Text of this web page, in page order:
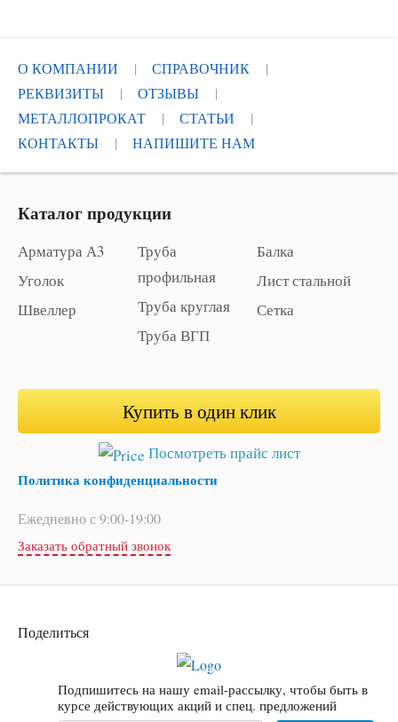
О КОМПАНИИ
СПРАВОЧНИК
РЕКВИЗИТЫ
ОТЗЫВЫ
МЕТАЛЛОПРОКАТ
СТАТЬИ
КОНТАКТЫ
НАПИШИТЕ НАМ
Каталог продукции
Арматура А3
Уголок
Швеллер
Труба
профильная
Труба круглая
Труба ВГП
Балка
Лист стальной
Сетка
Купить в один клик
Посмотреть прайс лист
Политика конфиденциальности
Ежедневно с 9:00-19:00
Заказать обратный звонок
Поделиться
Подпишитесь на нашу email-рассылку, чтобы быть в
курсе действующих акций и спец. предложений